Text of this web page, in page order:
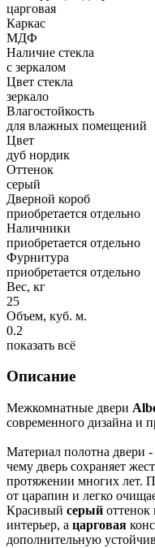
царговая
Каркас
МДФ
Наличие стекла
с зеркалом
Цвет стекла
зеркало
Влагостойкость
для влажных помещений
Цвет
дуб нордик
Оттенок
серый
Дверной короб
приобретается отдельно
Наличники
приобретается отдельно
Фурнитура
приобретается отдельно
Вес, кг
25
Объем, куб. м.
0.2
показать всё
Описание
Межкомнатные двери
современного дизайна и
Материал полотна двери
чему дверь сохраняет
протяжении многих лет.
от царапин и легко
Красивый серый
интерьер, а царговая
дополнительную